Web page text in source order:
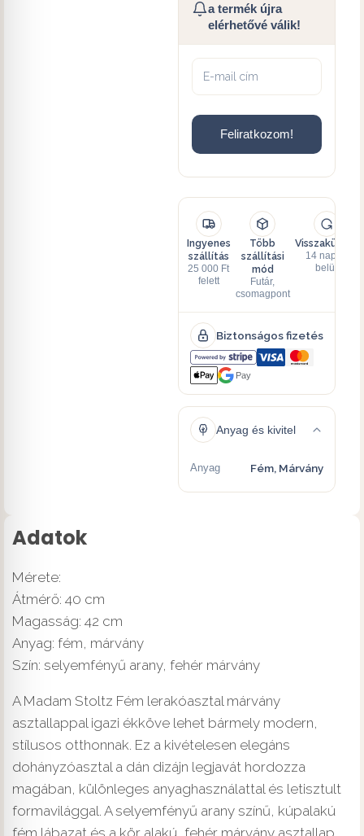
a termék újra
elérhetővé válik!
Feliratkozom!
Ingyenes
szállítás
25 000 Ft
felett
Több
szállítási
mód
Futár,
csomagpont
Visszaküldés
14 napon
belül
Biztonságos fizetés
Pay
Anyag és kivitel
Anyag Fém, Márvány
Adatok
Mérete:
Átmérő: 40 cm
Magasság: 42 cm
Anyag: fém, márvány
Szín: selyemfényű arany, fehér márvány
A Madam Stoltz Fém lerakóasztal márvány
asztallappal igazi ékköve lehet bármely modern,
stílusos otthonnak. Ez a kivételesen elegáns
dohányzóasztal a dán dizájn legjavát hordozza
magában, különleges anyaghasználattal és letisztult
formavilággal. A selyemfényű arany színű, kúpalakú
fém lábazat és a kör alakú, fehér márvány asztallap